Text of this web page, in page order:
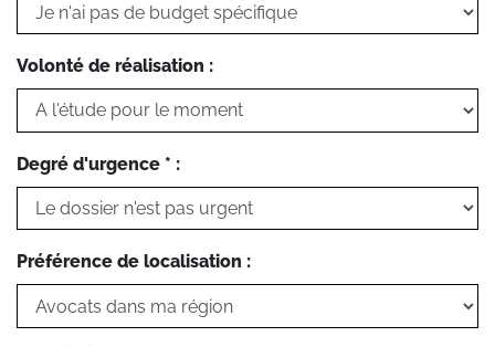
Volonté de réalisation :
Degré d'urgence * :
Préférence de localisation :